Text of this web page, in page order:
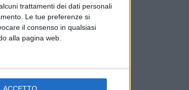
trattamenti dei dati personali
Le tue preferenze si
il consenso in qualsiasi
alla pagina web.